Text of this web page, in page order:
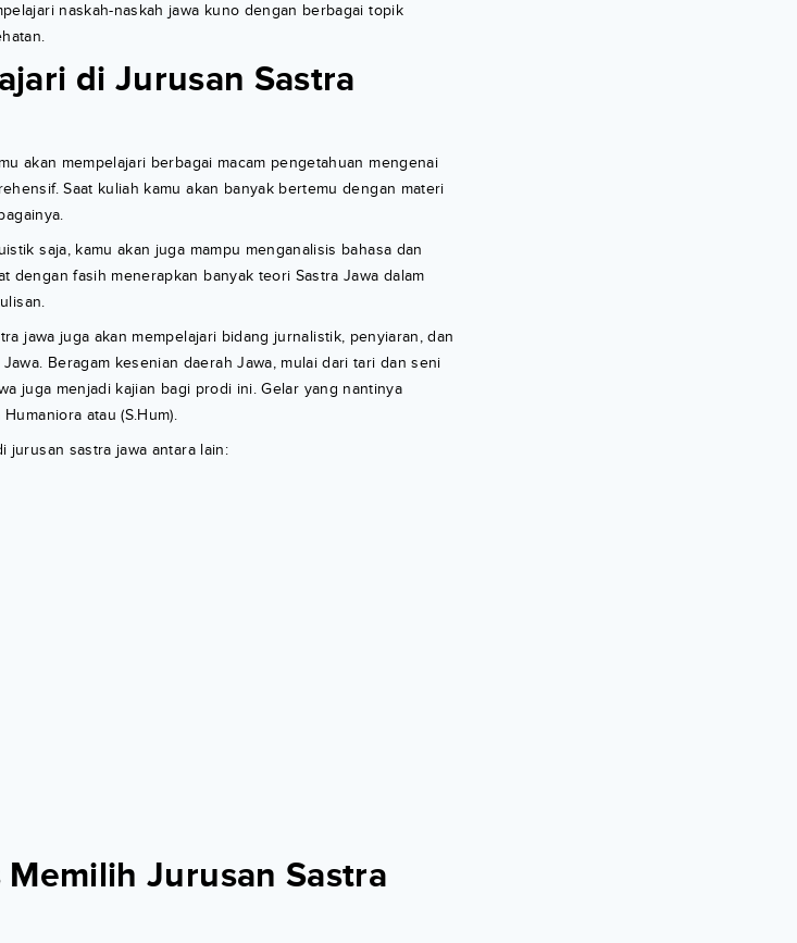
naskah-naskah jawa kuno dengan berbagai topik
di Jurusan Sastra
akan mempelajari berbagai macam pengetahuan mengenai
Saat kuliah kamu akan banyak bertemu dengan materi
saja, kamu akan juga mampu menganalisis bahasa dan
dengan fasih menerapkan banyak teori Sastra Jawa dalam
jawa juga akan mempelajari bidang jurnalistik, penyiaran, dan
Beragam kesenian daerah Jawa, mulai dari tari dan seni
juga menjadi kajian bagi prodi ini. Gelar yang nantinya
atau (S.Hum).
jurusan sastra jawa antara lain:
Jurusan Sastra